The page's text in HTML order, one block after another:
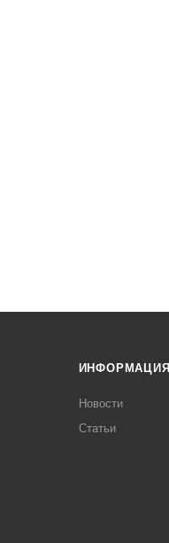
ИНФОРМАЦИЯ
Новости
Статьи